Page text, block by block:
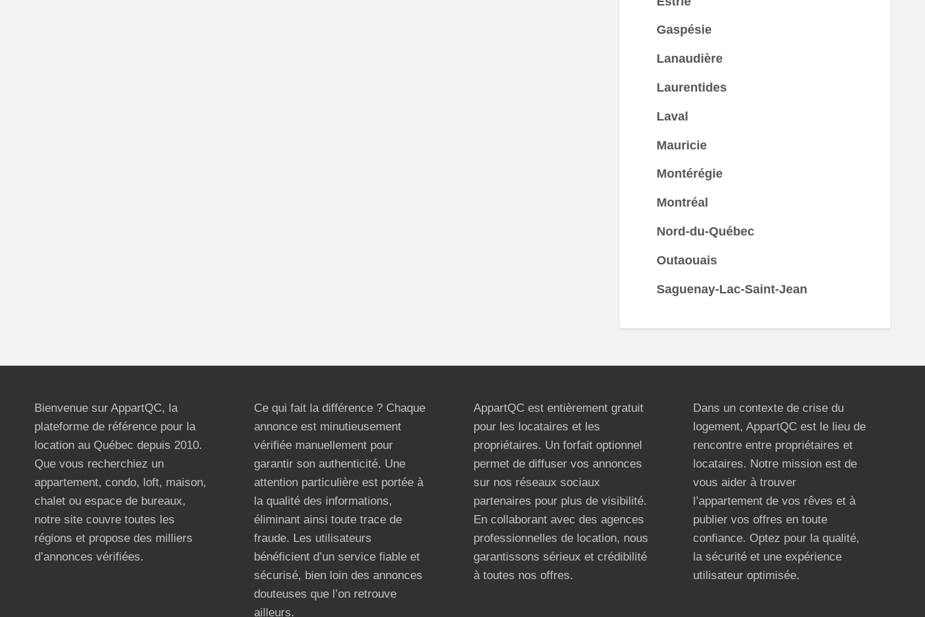
Gaspésie
Lanaudière
Laurentides
Laval
Mauricie
Montérégie
Montréal
Nord-du-Québec
Outaouais
Saguenay-Lac-Saint-Jean
Bienvenue sur AppartQC, la
plateforme de référence pour la
location au Québec depuis 2010.
Que vous recherchiez un
appartement, condo, loft, maison,
chalet ou espace de bureaux,
notre site couvre toutes les
régions et propose des milliers
d’annonces vérifiées.
Ce qui fait la différence ? Chaque
annonce est minutieusement
vérifiée manuellement pour
garantir son authenticité. Une
attention particulière est portée à
la qualité des informations,
éliminant ainsi toute trace de
fraude. Les utilisateurs
bénéficient d’un service fiable et
sécurisé, bien loin des annonces
douteuses que l’on retrouve
ailleurs.
AppartQC est entièrement gratuit
pour les locataires et les
propriétaires. Un forfait optionnel
permet de diffuser vos annonces
sur nos réseaux sociaux
partenaires pour plus de visibilité.
En collaborant avec des agences
professionnelles de location, nous
garantissons sérieux et crédibilité
à toutes nos offres.
Dans un contexte de crise du
logement, AppartQC est le lieu de
rencontre entre propriétaires et
locataires. Notre mission est de
vous aider à trouver
l’appartement de vos rêves et à
publier vos offres en toute
confiance. Optez pour la qualité,
la sécurité et une expérience
utilisateur optimisée.